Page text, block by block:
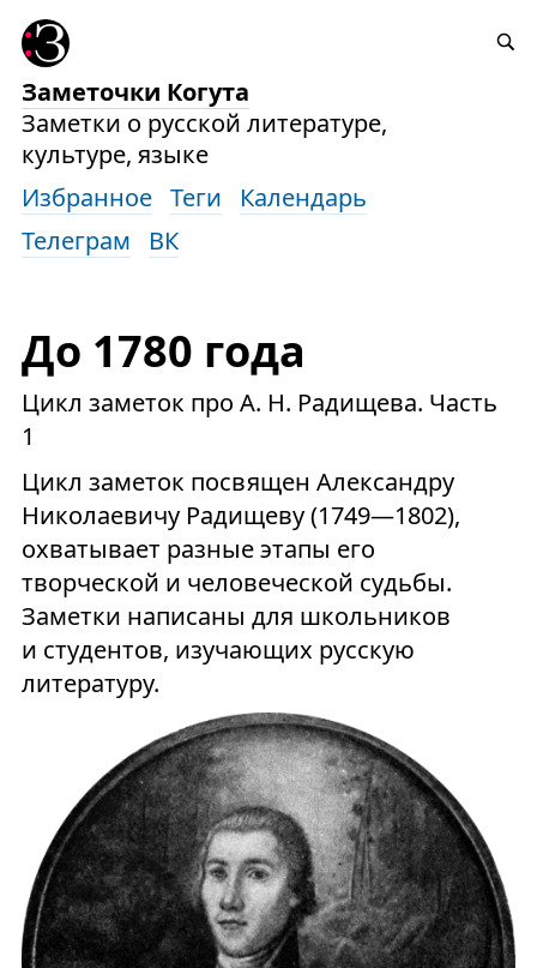
Заметочки Когута
Заметки о русской литературе,
культуре, языке
Избранное Теги
Календарь
Телеграм
ВК
До 1780 года
Цикл заметок про А. Н. Радищева. Часть
1
Цикл заметок посвящен Александру
Николаевичу Радищеву (1749—1802),
охватывает разные этапы его
творческой и человеческой судьбы.
Заметки написаны для школьников
и студентов, изучающих русскую
литературу.